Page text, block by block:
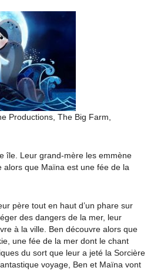
Productions, The Big Farm,
île. Leur grand-mère les emmène
alors que Maïna est une fée de la
père tout en haut d’un phare sur
des dangers de la mer, leur
à la ville. Ben découvre alors que
une fée de la mer dont le chant
du sort que leur a jeté la Sorcière
voyage, Ben et Maïna vont